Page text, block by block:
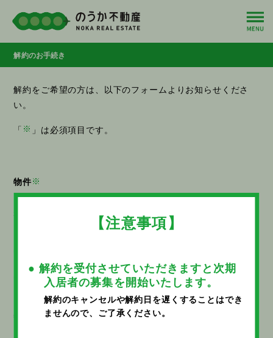
【注意事項】
● 解約を受付させていただきますと次期
入居者の募集を開始いたします。
解約のキャンセルや解約日を遅くすることはでき
ませんので、ご了承ください。
解約のお手続き
解約をご希望の方は、以下のフォームよりお知らせくださ
い。
「 ※ 」は必須項目です。
物件 ※
浄水器 Wi-Fiプラン